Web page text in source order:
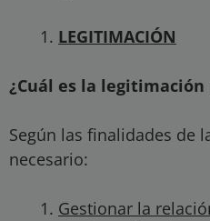
LEGITIMACIÓN
¿Cuál es la
Según las finalidades de
necesario:
Gestionar la